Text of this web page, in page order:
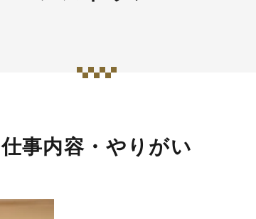
仕事内容・やりがい